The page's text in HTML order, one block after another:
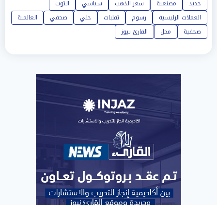
حديد
مصنعية سعر الذهب سياسي
التوت
العملات الرئيسية
رسوم تقلبات حلي صحفي
العالمية
صحفية
محل القارئ نيوز